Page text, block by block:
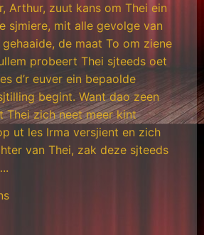
Arthur, zuut kans om Thei ein
sjmiere, mit alle gevolge van
de maat To om ziene
probeert Thei sjteeds oet
d’r euver ein bepaolde
begint. Want dao zeen
Thei zich neet meer kint
ut les Irma versjient en zich
van Thei, zak deze sjteeds